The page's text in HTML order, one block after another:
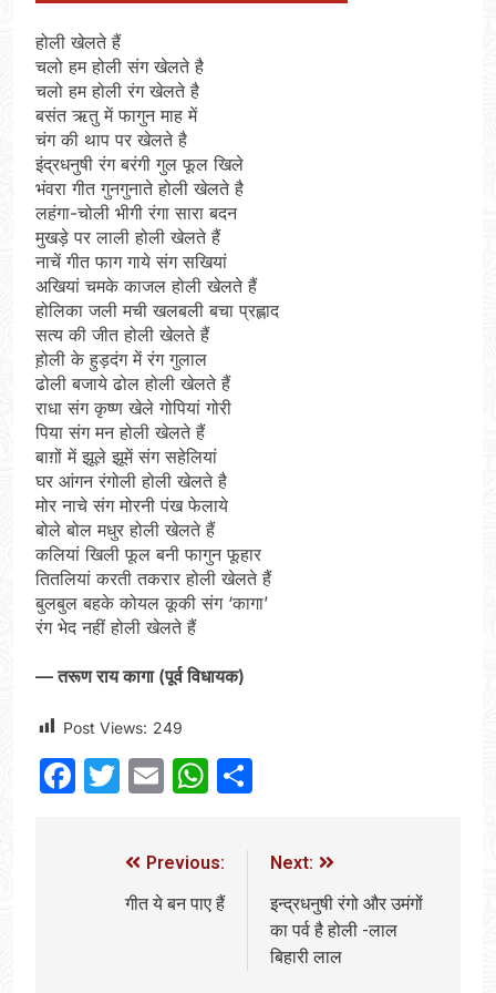
‘पुस्तक लोकार्पण, काव्य गोष्ठी एवं सम्मान
समारोह’ का भव्य आयोजन
2 Years Ago
2 Years Ago
अबकी बार हुए न पार
2 Years Ago
दिल्ली की फ़िरदौस ख़ान को मिला बेस्ट
वालंटियर अवॉर्ड–लाल बिहारी लाल
2 Years Ago
समाज सेवा मे तत्पर दानवीर परिवार
“अंतर्राष्ट्रीय महिला दिवस “ की बहुत
बहुत बधाई
3 Years Ago
राम नाम लो प्रेम से – मनमोहन शर्मा
‘शरण’ (सम्पादकीय )
3 Years Ago
विश्व पुस्तक मेले (10-18 फरवरी) में
अनुराधा प्रकाशन के स्टाल पर अपनी
पुस्तक को प्रदर्शित/विमोचन हेतु संपर्क
करें
3 Years Ago
स्वीकृति
सम्पादकीय : इंडिया / भारत , जी-20 में
‘भार-त’ का चमका सितारा
नोसेना प्रमुख एडमिरल आर हरि कुमार ने
किया अनुराधा प्रकाशन की पुस्तकों एवं
‘उत्कर्ष मेल’ का लोकार्पण
3 Years Ago
डॉक्टर सरोजिनी प्रीतम कहिन
3 Years Ago
होली खेलते हैं
चलो हम होली संग खेलते है
चलो हम होली रंग खेलते है
बसंत ऋतु में फागुन माह में
चंग की थाप पर खेलते है
इंद्रधनुषी रंग बरंगी गुल फूल खिले
भंवरा गीत गुनगुनाते होली खेलते है
लहंगा-चोली भीगी रंगा सारा बदन
मुखड़े पर लाली होली खेलते हैं
नाचें गीत फाग गाये संग सखियां
अखियां चमके काजल होली खेलते हैं
होलिका जली मची खलबली बचा प्रह्लाद
सत्य की जीत होली खेलते हैं
ह़ोली के हुड़दंग में रंग गुलाल
ढोली बजाये ढोल होली खेलते हैं
राधा संग कृष्ण खेले गोपियां गोरी
पिया संग मन होली खेलते हैं
बाग़ों में झूले झूमें संग सहेलियां
घर आंगन रंगोली होली खेलते है
मोर नाचे संग मोरनी पंख फेलाये
बोले बोल मधुर होली खेलते हैं
कलियां खिली फूल बनी फागुन फूहार
तितलियां करती तकरार होली खेलते हैं
बुलबुल बहके कोयल कूकी संग ‘कागा’
रंग भेद नहीं होली खेलते हैं
— तरूण राय कागा (पूर्व विधायक)
Post Views: 249
Facebook
Twitter
EmailWhatsApp
Previous:
गीत ये बन पाए हैं
Next:
इन्द्रधनुषी रंगो और उमंगों
का पर्व है होली -लाल
बिहारी लाल